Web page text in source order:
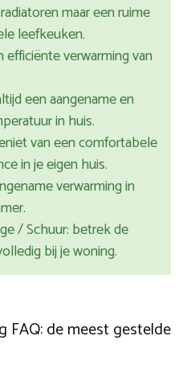
maar een ruime
leefkeuken.
efficiënte verwarming van
een aangename en
in huis.
van een comfortabele
in je eigen huis.
verwarming in
/ Schuur: betrek de
bij je woning.
FAQ: de meest gestelde